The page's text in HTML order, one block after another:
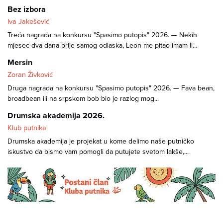
Bez izbora
Iva Jakešević
Treća nagrada na konkursu "Spasimo putopis" 2026. — Nekih
mjesec-dva dana prije samog odlaska, Leon me pitao imam li...
Mersin
Zoran Živković
Druga nagrada na konkursu "Spasimo putopis" 2026. — Fava bean,
broadbean ili na srpskom bob bio je razlog mog...
Drumska akademija 2026.
Klub putnika
Drumska akademija je projekat u kome delimo naše putničko
iskustvo da bismo vam pomogli da putujete svetom lakše,...